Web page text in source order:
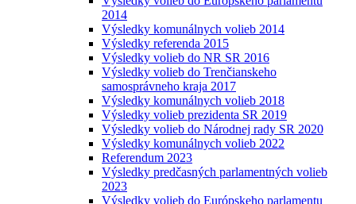
2014
Výsledky komunálnych volieb 2014
Výsledky referenda 2015
Výsledky volieb do NR SR 2016
Výsledky volieb do Trenčianskeho
samosprávneho kraja 2017
Výsledky komunálnych volieb 2018
Výsledky volieb prezidenta SR 2019
Výsledky volieb do Národnej rady SR 2020
Výsledky komunálnych volieb 2022
Referendum 2023
Výsledky predčasných parlamentných volieb
2023
Výsledky volieb do Európskeho parlamentu